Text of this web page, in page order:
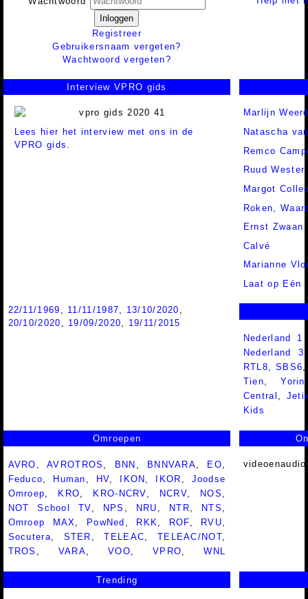
Inloggen
Registreer
Gebruikersnaam vergeten?
Wachtwoord vergeten?
Interview VPRO gids
Lees hier het interview met ons in de
VPRO gids.
Marlijn
Natascha
Remco
Ruud Wester
Margot
Roken,
Ernst Zwaan
Calvé
Marianne
Laat op Eén
22/11/1969 , 11/11/1987, 13/10/2020 ,
20/10/2020 , 19/09/2020, 19/11/2015
Nederland 1
Nederland
RTL8 ,SBS6
Tien ,Yorin
Central
Kids
Omroepen
AVRO ,AVROTROS , BNN , BNNVARA, EO,
Feduco, Human , HV, IKON , IKOR , Joodse
Omroep, KRO, KRO-NCRV, NCRV, NOS ,
NOT School TV, NPS , NRU , NTR, NTS ,
Omroep MAX, PowNed , RKK, ROF, RVU,
Socutera, STER ,TELEAC, TELEAC/NOT,
TROS , VARA,VOO,VPRO,WNL
Trending